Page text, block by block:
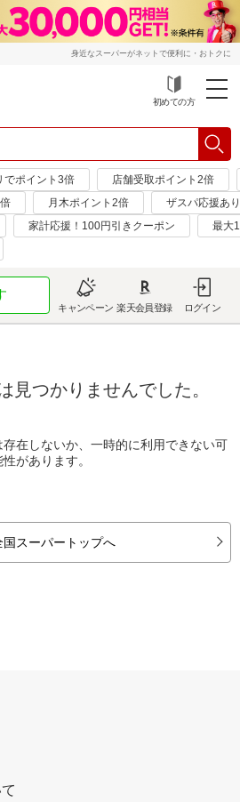
身近なスーパーがネットで便利に・おトクに
初めての方
でポイント3倍
店舗受取ポイント2倍
月木ポイント2倍
ザスパ応援あ
家計応援！100円引きクーポン
最大
キャンペーン 楽天会員登録 ログイン
見つかりませんでした。
在しないか、一時的に利用できない可
性があります。
国スーパートップへ